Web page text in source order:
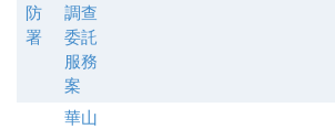
防
署
調查
委託
服務
案
華山